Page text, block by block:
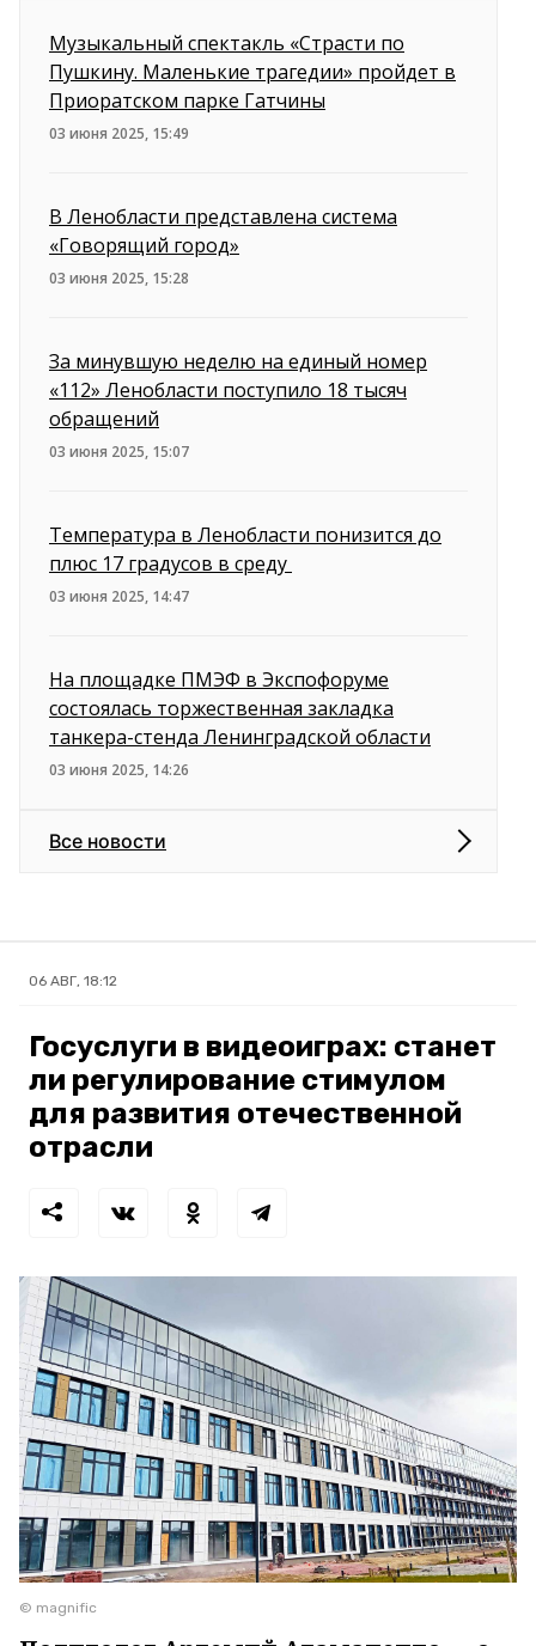
Музыкальный спектакль «Страсти по
Пушкину. Маленькие трагедии» пройдет в
Приоратском парке Гатчины
03 июня 2025, 15:49
В Ленобласти представлена система
«Говорящий город»
03 июня 2025, 15:28
За минувшую неделю на единый номер
«112» Ленобласти поступило 18 тысяч
обращений
03 июня 2025, 15:07
Температура в Ленобласти понизится до
плюс 17 градусов в среду
03 июня 2025, 14:47
На площадке ПМЭФ в Экспофоруме
состоялась торжественная закладка
танкера-стенда Ленинградской области
03 июня 2025, 14:26
Все новости
06 АВГ, 18:12
Госуслуги в видеоиграх: станет
ли регулирование стимулом
для развития отечественной
отрасли
© magnific